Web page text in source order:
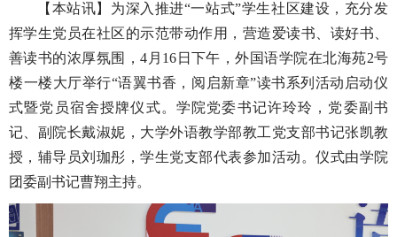
【 本站讯】为深入推进“一站式”学生社区建设，充分发
挥学生党员在社区的示范带动作用，营造爱读书、读好书、
善读书的浓厚氛围，4月16日下午，外国语学院在北海苑2号
楼一楼大厅举行“语翼书香，阅启新章”读书系列活动启动仪
式暨党员宿舍授牌仪式。学院党委书记许玲玲，党委副书
记、副院长戴淑妮，大学外语教学部教工党支部书记张凯教
授，辅导员刘珈彤，学生党支部代表参加活动。仪式由学院
团委副书记曹翔主持。